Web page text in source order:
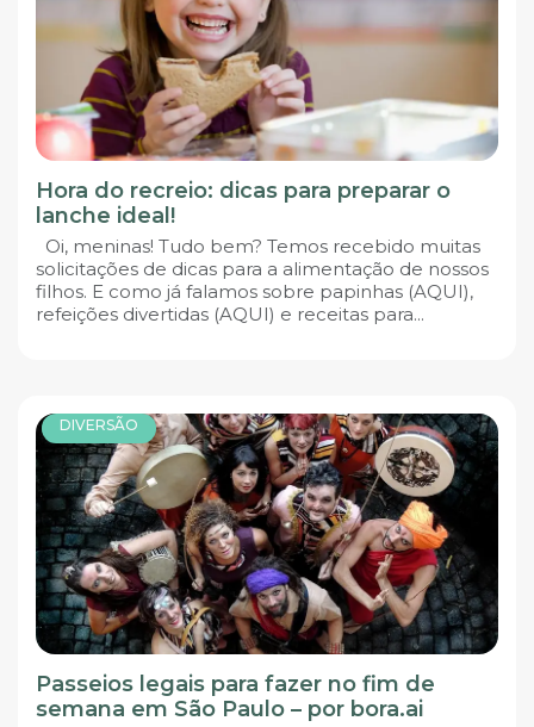
Hora do recreio: dicas para preparar o
lanche ideal!
Oi, meninas! Tudo bem? Temos recebido muitas
solicitações de dicas para a alimentação de nossos
filhos. E como já falamos sobre papinhas (AQUI),
refeições divertidas (AQUI) e receitas para...
DIVERSÃO
Passeios legais para fazer no fim de
semana em São Paulo – por bora.ai